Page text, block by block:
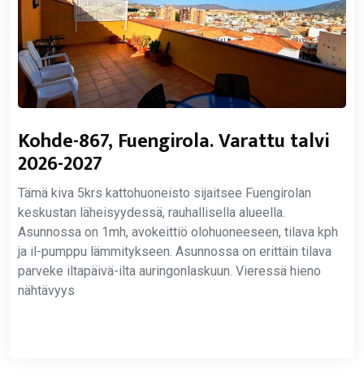
Kohde-867, Fuengirola. Varattu talvi
2026-2027
Tämä kiva 5krs kattohuoneisto sijaitsee Fuengirolan
keskustan läheisyydessä, rauhallisella alueella.
Asunnossa on 1mh, avokeittiö olohuoneeseen, tilava kph
ja il-pumppu lämmitykseen. Asunnossa on erittäin tilava
parveke iltapäivä-ilta auringonlaskuun. Vieressä hieno
nähtävyys